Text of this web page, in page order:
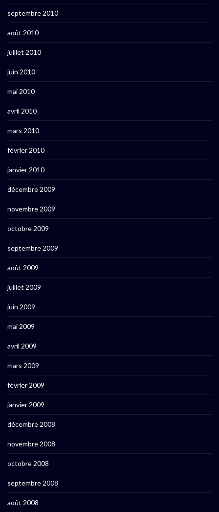
septembre 2010
août 2010
juillet 2010
juin 2010
mai 2010
avril 2010
mars 2010
février 2010
janvier 2010
décembre 2009
novembre 2009
octobre 2009
septembre 2009
août 2009
juillet 2009
juin 2009
mai 2009
avril 2009
mars 2009
février 2009
janvier 2009
décembre 2008
novembre 2008
octobre 2008
septembre 2008
août 2008